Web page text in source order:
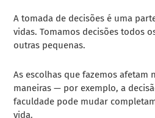
A tomada de decisões é uma
vidas. Tomamos decisões todos
outras pequenas.
As escolhas que fazemos afetam
maneiras — por exemplo, a
faculdade pode mudar
vida.